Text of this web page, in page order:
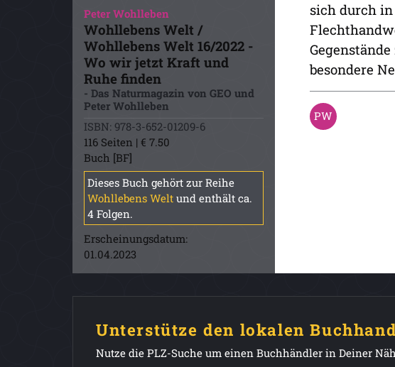
Peter Wohlleben
Wohllebens Welt /
Wohllebens Welt 16/2022 -
Wo wir jetzt Kraft und
Ruhe finden
- Das Naturmagazin von GEO und
Peter Wohlleben
ISBN: 978-3-652-01209-6
116 Seiten | € 7.50
Buch [BF]
Dieses Buch gehört zur Reihe
Wohllebens Welt und enthält ca.
4 Folgen.
Erscheinungsdatum:
01.04.2023
sich durch
besondere
Unterstütze den lokalen
Nutze die PLZ-Suche um einen Buchhändler in Deiner